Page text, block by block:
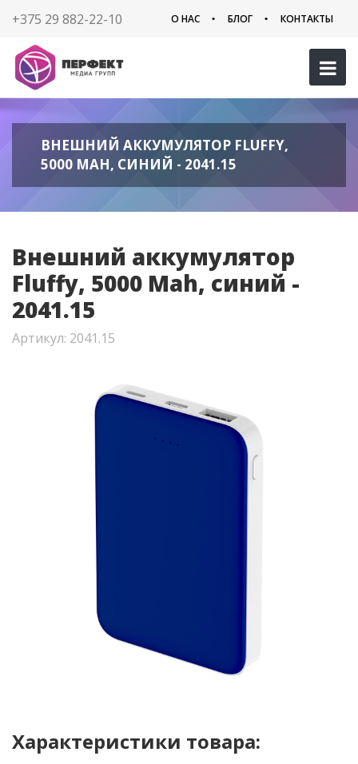
+375 29 882-22-10 О НАС БЛОГ КОНТАКТЫ
ВНЕШНИЙ АККУМУЛЯТОР FLUFFY,
5000 MAH, СИНИЙ - 2041.15
Внешний аккумулятор
Fluffy, 5000 Mah, синий -
2041.15
Артикул: 2041.15
Характеристики товара: